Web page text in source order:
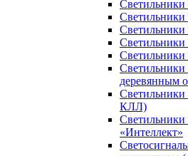
деревянным
КЛЛ)
«Интеллект»